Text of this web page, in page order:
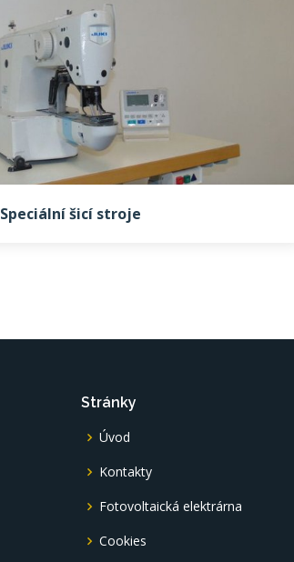
Speciální šicí stroje
Stránky
Úvod
Kontakty
Fotovoltaická elektrárna
Cookies